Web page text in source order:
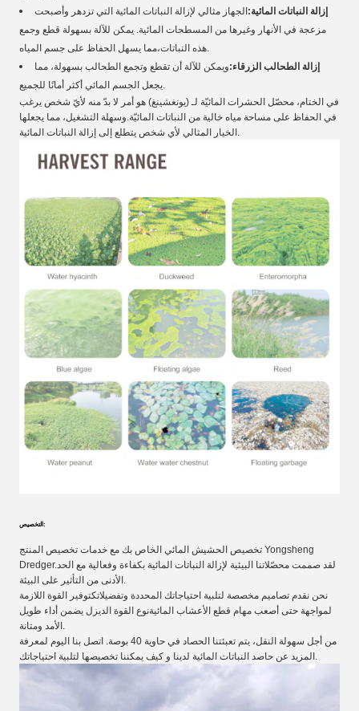
إزالة النباتات المائية: الجهاز مثالي لإزالة النباتات المائية التي تزدهر وأصبحت
مزعجة في الأنهار وغيرها من المسطحات المائية. يمكن للآلة بسهولة قطع وجمع
هذه النباتات،مما يسهل الحفاظ على جسم المياه.
إزالة الطحالب الزرقاء:ويمكن للآلة أن تقطع وتجمع الطحالب بسهولة، مما
يجعل الجسم المائي أكثر أمانًا للجميع.
في الختام، محصّل الحشرات المائيّة لـ (يونغشينغ) هو أمر لا بدّ منه لأيّ شخص يرغب
في الحفاظ على مساحة مياه خالية من النباتات المائيّة.وسهلة التشغيل، مما يجعلها
الخيار المثالي لأي شخص يتطلع إلى إزالة النباتات المائية.
التخصيص:
تخصيص الحشيش المائي الخاص بك مع خدمات تخصيص المنتج Yongsheng
Dredger.لقد صممت محصّلاتنا البيئية لإزالة النباتات المائية بكفاءة وفعالية مع الحد
الأدنى من التأثير على البيئة.
نحن نقدم تصاميم مخصصة لتلبية احتياجاتك المحددة وتفضيلاتكتوفير القوة اللازمة
لمواجهة حتى أصعب مهام قطع الأعشاب المائيةنوع القوة الديزل يضمن أداء طويل
الأمد ومتانة.
من أجل سهولة النقل، يتم تعبئتنا الحصاد في حاوية 40 بوصة. اتصل بنا اليوم لمعرفة
المزيد عن حاصد النباتات المائية لدينا و كيف يمكننا تخصيصها لتلبية احتياجاتك.